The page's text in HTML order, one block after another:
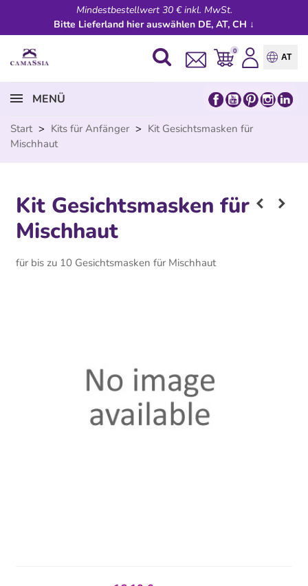
Mindestbestellwert 30 € inkl. MwSt.
Bitte Lieferland hier auswählen DE, AT, CH ↓
0
AT
MENÜ
Start > Kits für Anfänger > Kit Gesichtsmasken für
Mischhaut
Kit Gesichtsmasken für
Mischhaut
für bis zu 10 Gesichtsmasken für Mischhaut